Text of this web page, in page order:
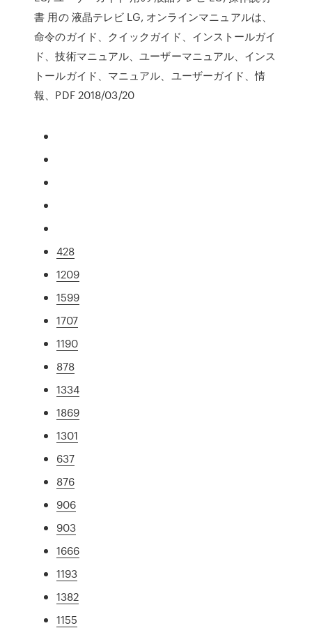
書 用の 液晶テレビ LG, オンラインマニュアルは、
命令のガイド、クイックガイド、インストールガイ
ド、技術マニュアル、ユーザーマニュアル、インス
トールガイド、マニュアル、ユーザーガイド、情
報、PDF 2018/03/20
428
1209
1599
1707
1190
878
1334
1869
1301
637
876
906
903
1666
1193
1382
1155